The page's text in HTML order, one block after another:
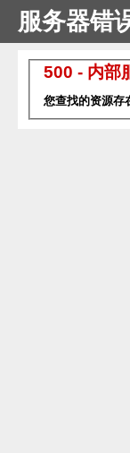
服务器错
500 - 内部
您查找的资源存